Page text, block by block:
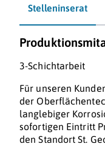
Stelleninserat
3-Schichtarbeit
Für unseren
der
langlebiger
sofortigen Eintritt
den Standort St.